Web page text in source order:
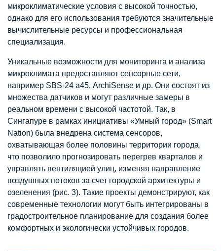
микроклиматические условия с высокой точностью,
однако для его использования требуются значительные
вычислительные ресурсы и профессиональная
специализация.
Уникальные возможности для мониторинга и анализа
микроклимата предоставляют сенсорные сети,
например SBS-24 а45, ArchiSense и др. Они состоят из
множества датчиков и могут различные замеры в
реальном времени с высокой частотой. Так, в
Сингапуре в рамках инициативы «Умный город» (Smart
Nation) была внедрена система сенсоров,
охватывающая более половины территории города,
что позволило прогнозировать перегрев кварталов и
управлять вентиляцией улиц, изменяя направление
воздушных потоков за счет городской архитектуры и
озеленения (рис. 3). Такие проекты демонстрируют, как
современные технологии могут быть интегрированы в
градостроительное планирование для создания более
комфортных и экологически устойчивых городов.